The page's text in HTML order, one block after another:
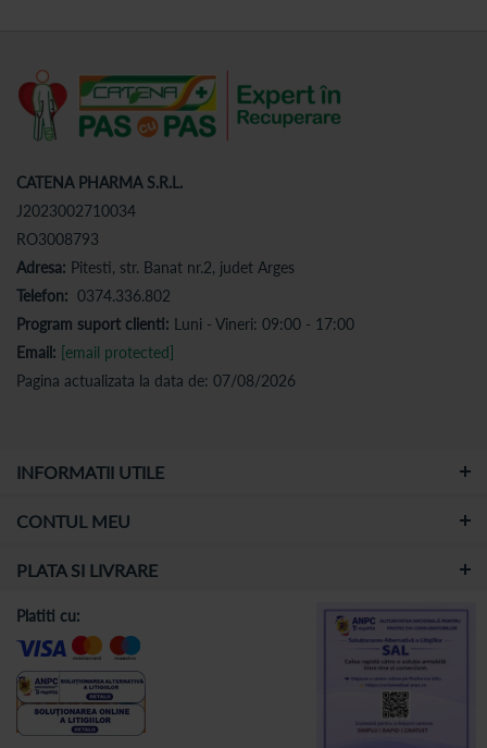
CATENA PHARMA S.R.L.
J2023002710034
RO3008793
Adresa: Pitesti, str. Banat nr.2, judet Arges
Telefon: 0374.336.802
Program suport clienti: Luni - Vineri: 09:00 - 17:00
Email: [email protected]
Pagina actualizata la data de: 07/08/2026
INFORMATII UTILE
CONTUL MEU
PLATA SI LIVRARE
Platiti cu: